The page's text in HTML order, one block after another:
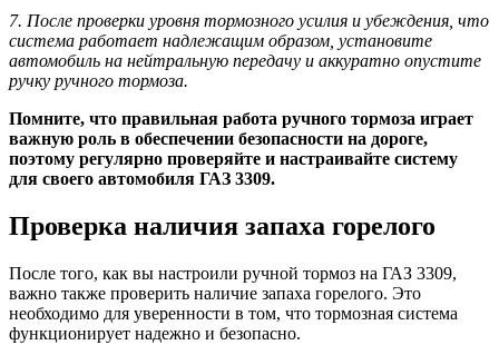
7. После проверки уровня тормозного усилия и убеждения, что
система работает надлежащим образом, установите
автомобиль на нейтральную передачу и аккуратно опустите
ручку ручного тормоза.
Помните, что правильная работа ручного тормоза играет
важную роль в обеспечении безопасности на дороге,
поэтому регулярно проверяйте и настраивайте систему
для своего автомобиля ГАЗ 3309.
Проверка наличия запаха горелого
После того, как вы настроили ручной тормоз на ГАЗ 3309,
важно также проверить наличие запаха горелого. Это
необходимо для уверенности в том, что тормозная система
функционирует надежно и безопасно.